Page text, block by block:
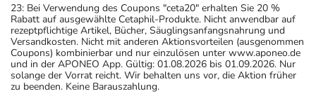
23: Bei Verwendung des Coupons "ceta20" erhalten Sie 20 %
Rabatt auf ausgewählte Cetaphil-Produkte. Nicht anwendbar auf
rezeptpflichtige Artikel, Bücher, Säuglingsanfangsnahrung und
Versandkosten. Nicht mit anderen Aktionsvorteilen (ausgenommen
Coupons) kombinierbar und nur einzulösen unter www.aponeo.de
und in der APONEO App. Gültig: 01.08.2026 bis 01.09.2026. Nur
solange der Vorrat reicht. Wir behalten uns vor, die Aktion früher
zu beenden. Keine Barauszahlung.